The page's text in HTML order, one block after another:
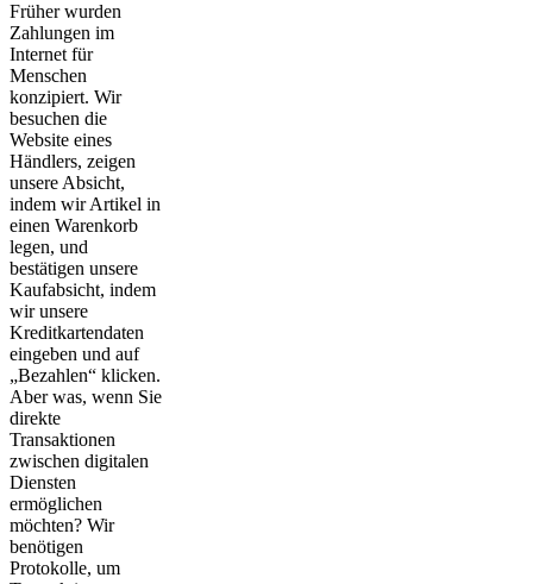
Früher wurden
Zahlungen im
Internet für
Menschen
konzipiert. Wir
besuchen die
Website eines
Händlers, zeigen
unsere Absicht,
indem wir Artikel in
einen Warenkorb
legen, und
bestätigen unsere
Kaufabsicht, indem
wir unsere
Kreditkartendaten
eingeben und auf
„Bezahlen“ klicken.
Aber was, wenn Sie
direkte
Transaktionen
zwischen digitalen
Diensten
ermöglichen
möchten? Wir
benötigen
Protokolle, um